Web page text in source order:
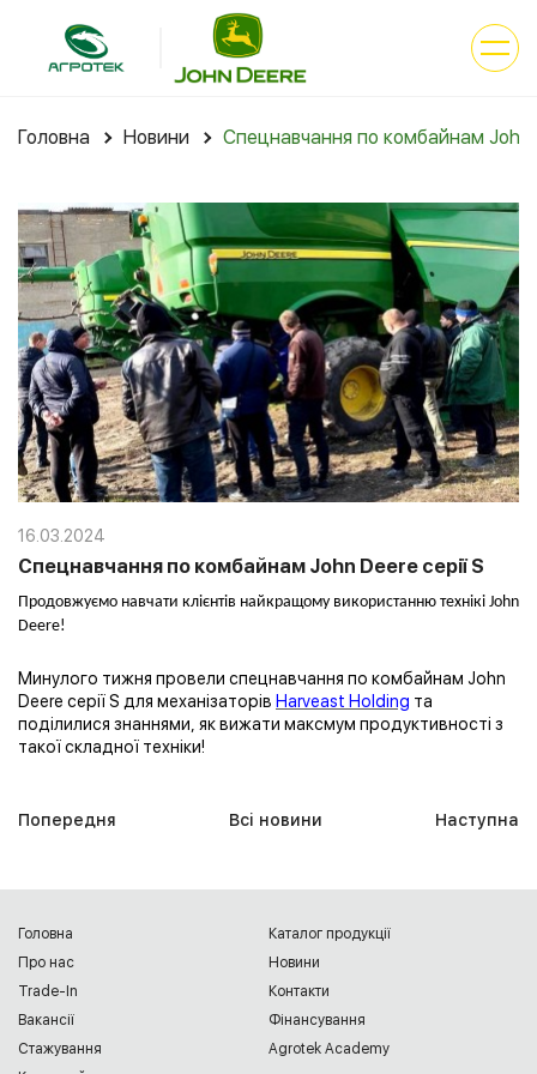
Головна Новини Спецнавчання по комбайнам John
16.03.2024
Спецнавчання по комбайнам John Deere серії S
Продовжуємо навчати клієнтів найкращому використанню технікі John
Deere!
Минулого тижня провели спецнавчання по комбайнам John
Deere серії S для механізаторів Harveast Holding та
поділилися знаннями, як вижати максмум продуктивності з
такої складної техніки!
Попередня Всі новини Наступна
Головна
Каталог продукції
Про нас
Новини
Trade-In
Контакти
Вакансії
Фінансування
Cтажування
Agrotek Academy